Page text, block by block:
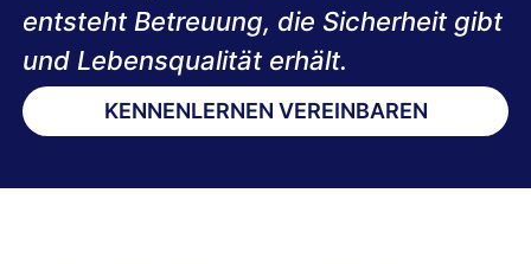
entsteht Betreuung, die Sicherheit gibt
und Lebensqualität erhält.
KENNENLERNEN VEREINBAREN